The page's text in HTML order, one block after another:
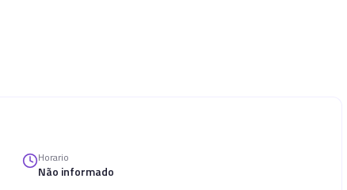
Horario
Não informado